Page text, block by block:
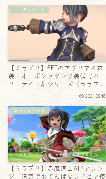
コーディネート
【ミラプリ】FFTのアグリアス衣
装・オーボンヌタンク装備『ホー
リーナイト』シリーズ（ララフェ
2021.09.18
コーディネート
【ミラプリ】赤魔道士AF1アレン
ジ「清楚でおてんばなレイピア使